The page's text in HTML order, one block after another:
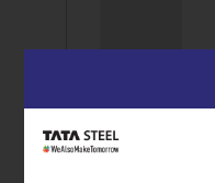
Discover More